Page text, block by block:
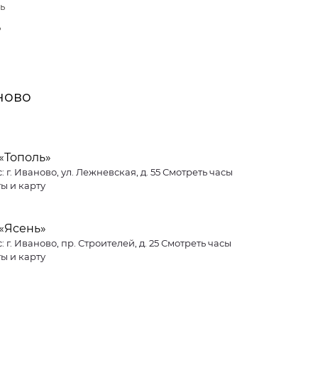
г. Иваново, ул. Лежневская, д. 55 Смотреть часы
и карту
г. Иваново, пр. Строителей, д. 25 Смотреть часы
и карту